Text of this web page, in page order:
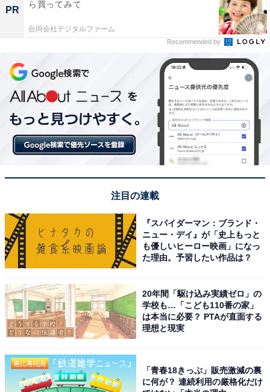
PR
ら買ってみて
合同会社デジタルファーム
Recommended by
注目の連載
『スパイダーマン：ブランド・
ニュー・デイ』が「史上もっと
も優しいヒーロー映画」になっ
た理由。予習したい作品は？
20年間「駆け込み実績ゼロ」の
学校も…「こども110番の家」
は本当に必要？ PTAが直面する
理想と現実
「青春18きっぷ」販売激減の裏
に何が？ 連続利用の厳格化だけ